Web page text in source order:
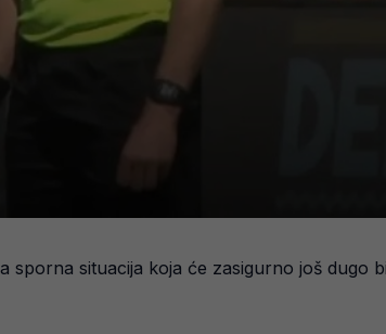
sporna situacija koja će zasigurno još dugo